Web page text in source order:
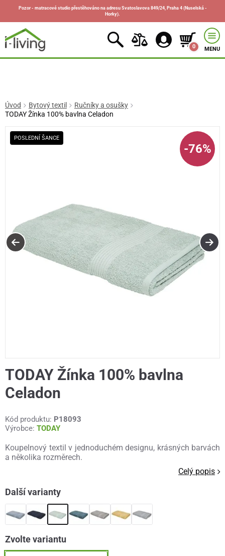
Pozor - matracové studio přestěhováno na adresu Svatoslavova 849/24, Praha 4 (Nuselská -
Horky).
0 MENU
Úvod Bytový textil
Ručníky a osušky
TODAY Žínka 100% bavlna Celadon
POSLEDNÍ ŠANCE
-76%
TODAY Žínka 100% bavlna
Celadon
Kód produktu: P18093
Výrobce: TODAY
Koupelnový textil v jednoduchém designu, krásných barvách
a několika rozměrech.
Celý popis
Další varianty
Zvolte variantu